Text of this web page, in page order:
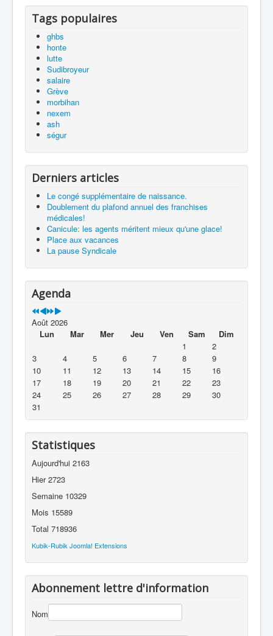
Tags populaires
ghbs
honte
lutte
Sudibroyeur
salaire
Grève
morbihan
nexem
ash
ségur
Derniers articles
Le congé supplémentaire de naissance.
Doublement du plafond annuel des franchises
médicales!
Canicule: les agents méritent mieux qu'une glace!
Place aux vacances
La pause Syndicale
Agenda
Août 2026
Lun
Mar Mer Jeu Ven Sam
Dim
1
2
3
4 5 6 7 8
9
10
11 12 13 14 15
16
17
18 19 20 21 22
23
24
25 26 27 28 29
30
31
Statistiques
Aujourd'hui 2163
Hier2723
Semaine 10329
Mois 15589
Total 718936
Kubik-Rubik Joomla! Extensions
Abonnement lettre d'information
Nom